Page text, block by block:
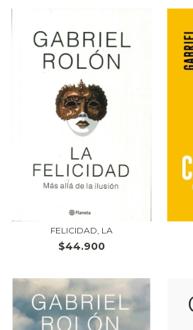
FELICIDAD, LA
$44.900